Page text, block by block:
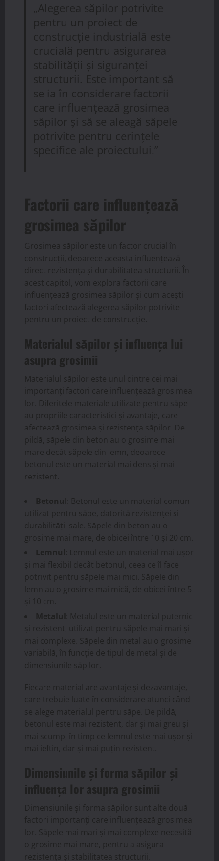
„Alegerea săpilor potrivite
pentru un proiect de
construcție industrială este
crucială pentru asigurarea
stabilității și siguranței
structurii. Este important să
se ia în considerare factorii
care influențează grosimea
săpilor și să se aleagă săpele
potrivite pentru cerințele
specifice ale proiectului.”
Factorii care influențează
grosimea săpilor
Grosimea săpilor este un factor crucial în
construcții, deoarece aceasta influențează
direct rezistența și durabilitatea structurii. În
acest capitol, vom explora factorii care
influențează grosimea săpilor și cum acești
factori afectează alegerea săpilor potrivite
pentru un proiect de construcție.
Materialul săpilor și influența lui
asupra grosimii
Materialul săpilor este unul dintre cei mai
importanți factori care influențează grosimea
lor. Diferitele materiale utilizate pentru săpe
au propriile caracteristici și avantaje, care
afectează grosimea și rezistența săpilor. De
pildă, săpele din beton au o grosime mai
mare decât săpele din lemn, deoarece
betonul este un material mai dens și mai
rezistent.
Betonul : Betonul este un material comun
utilizat pentru săpe, datorită rezistenței și
durabilității sale. Săpele din beton au o
grosime mai mare, de obicei între 10 și 20 cm.
Lemnul : Lemnul este un material mai ușor
și mai flexibil decât betonul, ceea ce îl face
potrivit pentru săpele mai mici. Săpele din
lemn au o grosime mai mică, de obicei între 5
și 10 cm.
Metalul : Metalul este un material puternic
și rezistent, utilizat pentru săpele mai mari și
mai complexe. Săpele din metal au o grosime
variabilă, în funcție de tipul de metal și de
dimensiunile săpilor.
Fiecare material are avantaje și dezavantaje,
care trebuie luate în considerare atunci când
se alege materialul pentru săpe. De pildă,
betonul este mai rezistent, dar și mai greu și
mai scump, în timp ce lemnul este mai ușor și
mai ieftin, dar și mai puțin rezistent.
Dimensiunile și forma săpilor și
influența lor asupra grosimii
Dimensiunile și forma săpilor sunt alte două
factori importanți care influențează grosimea
lor. Săpele mai mari și mai complexe necesită
o grosime mai mare, pentru a asigura
rezistența și stabilitatea structurii.